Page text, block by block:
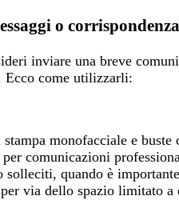
o
inviare una breve
Ecco come utilizzarli:
monofacciale e buste
comunicazioni
quando è
via dello spazio limitato a